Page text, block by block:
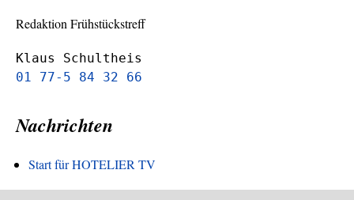
Redaktion Frühstückstreff
Klaus Schultheis
01 77-5 84 32 66
Nachrichten
Start für HOTELIER TV